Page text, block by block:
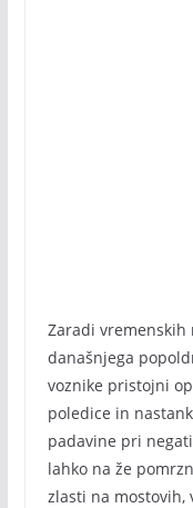
Zaradi vremenskih
današnjega
voznike pristojni
poledice in
padavine pri
lahko na že
zlasti na mostovih,